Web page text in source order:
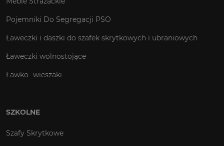
Pojemniki Do Segregacji PSO
Ławeczki i daszki do szafek skrytkowych i ubraniowych
Ławeczki wolnostojące
Ławko- wieszaki
SZKOLNE
Szafy Skrytkowe